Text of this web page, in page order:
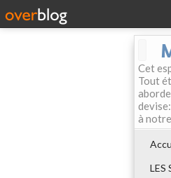
Cet
Tout
à
LES